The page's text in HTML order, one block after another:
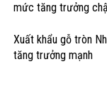
mức tăng trưởng
Xuất khẩu gỗ tròn
tăng trưởng mạnh